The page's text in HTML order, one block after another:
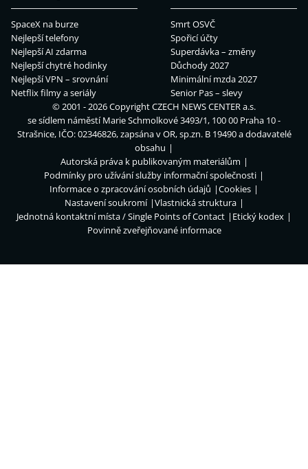
SpaceX na burze
Nejlepší telefony
Nejlepší AI zdarma
Nejlepší chytré hodinky
Nejlepší VPN – srovnání
Netflix filmy a seriály
Smrt OSVČ
Spořicí účty
Superdávka – změny
Důchody 2027
Minimální mzda 2027
Senior Pas – slevy
© 2001 - 2026 CopyrightCZECH NEWS CENTER a.s.
se sídlem náměstí Marie Schmolkové 3493/1, 100 00 Praha 10 -
Strašnice, IČO: 02346826, zapsána v OR, sp.zn. B 19490 a dodavatelé
obsahu
Autorská práva k publikovaným materiálům
Podmínky pro užívání služby informační společnosti
Informace o zpracování osobních údajů
Cookies
Nastavení soukromí
Vlastnická struktura
Jednotná kontaktní místa / Single Points of Contact
Etický kodex
Povinně zveřejňované informace